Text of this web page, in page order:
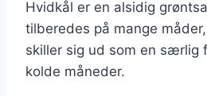
Hvidkål er en alsidig
tilberedes på mange
skiller sig ud som en særlig
kolde måneder.